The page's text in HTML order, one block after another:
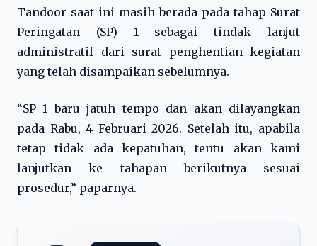
Tandoor saat ini masih berada pada tahap Surat
Peringatan (SP) 1 sebagai tindak lanjut
administratif dari surat penghentian kegiatan
yang telah disampaikan sebelumnya.
“SP 1 baru jatuh tempo dan akan dilayangkan
pada Rabu, 4 Februari 2026. Setelah itu, apabila
tetap tidak ada kepatuhan, tentu akan kami
lanjutkan ke tahapan berikutnya sesuai
prosedur,” paparnya.